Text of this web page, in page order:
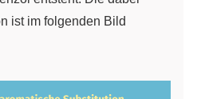
ist im folgenden Bild